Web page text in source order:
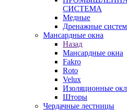
СИСТЕМА
Медные
Дренажные
Мансардные окна
Назад
Мансардные окна
Fakro
Roto
Velux
Изоляционные
Шторы
Чердачные лестницы